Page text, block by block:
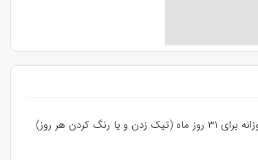
فایل طرح خام آماده لایه باز پلنر برنامه ریزی ماهانه با اطلاعات کامل همراه جدول نکات و اهداف و بخش یادداشت، دارای 8 جای خالی برای کارها و اهداف روزانه برای 31 روز ماه (تیک زدن و یا رنگ کردن هر روز)